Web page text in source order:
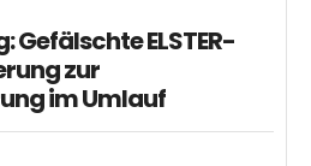
Gefälschte ELSTER-
zur
im Umlauf